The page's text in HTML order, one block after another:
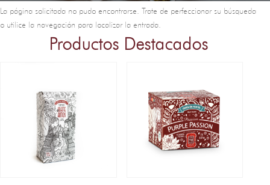
La página solicitada no pudo encontrarse. Trate de perfeccionar su búsqueda
o utilice la navegación para localizar la entrada.
Productos Destacados